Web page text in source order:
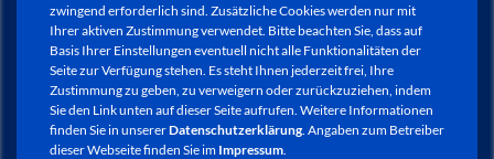
zwingend erforderlich sind. Zusätzliche Cookies werden nur mit
Ihrer aktiven Zustimmung verwendet. Bitte beachten Sie, dass auf
Basis Ihrer Einstellungen eventuell nicht alle Funktionalitäten der
Seite zur Verfügung stehen. Es steht Ihnen jederzeit frei, Ihre
Zustimmung zu geben, zu verweigern oder zurückzuziehen, indem
Sie den Link unten auf dieser Seite aufrufen. Weitere Informationen
finden Sie in unsererDatenschutzerklärung. Angaben zum Betreiber
dieser Webseite finden Sie im Impressum.
NEWSLETTER / CITY LETTER